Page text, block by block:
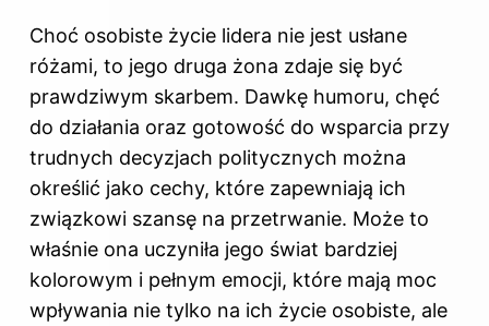
Choć osobiste życie lidera nie jest usłane
różami, to jego druga żona zdaje się być
prawdziwym skarbem. Dawkę humoru, chęć
do działania oraz gotowość do wsparcia przy
trudnych decyzjach politycznych można
określić jako cechy, które zapewniają ich
związkowi szansę na przetrwanie. Może to
właśnie ona uczyniła jego świat bardziej
kolorowym i pełnym emocji, które mają moc
wpływania nie tylko na ich życie osobiste, ale